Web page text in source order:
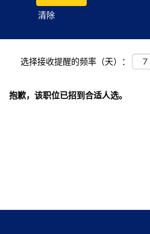
清除
选择接收提醒的频率（天）：
抱歉，该职位已招到合适人选。